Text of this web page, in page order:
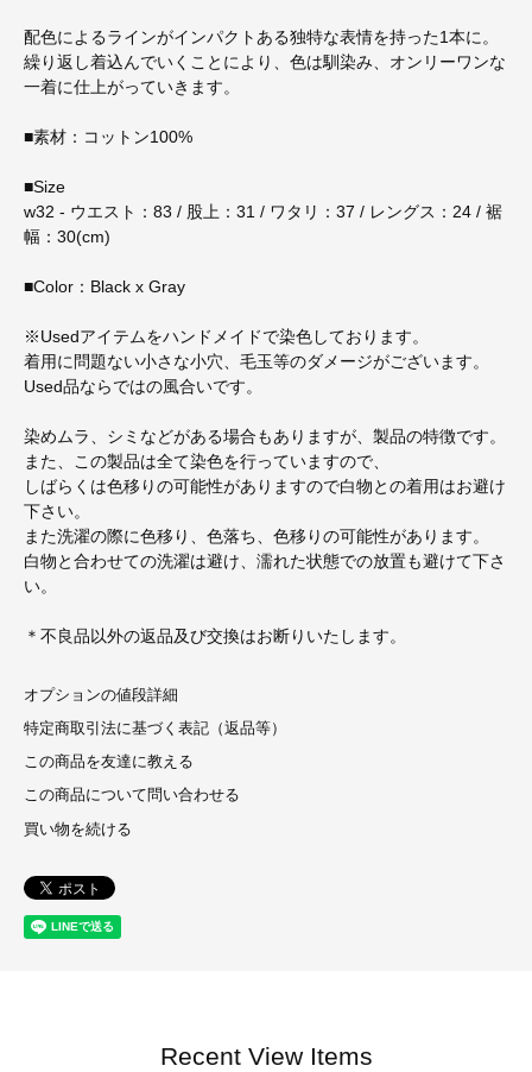
配色によるラインがインパクトある独特な表情を持った1本に。
繰り返し着込んでいくことにより、色は馴染み、オンリーワンな
一着に仕上がっていきます。
■素材：コットン100%
■Size
w32 - ウエスト：83 / 股上：31 / ワタリ：37 / レングス：24 / 裾
幅：30(cm)
■Color：Black x Gray
※Usedアイテムをハンドメイドで染色しております。
着用に問題ない小さな小穴、毛玉等のダメージがございます。
Used品ならではの風合いです。
染めムラ、シミなどがある場合もありますが、製品の特徴です。
また、この製品は全て染色を行っていますので、
しばらくは色移りの可能性がありますので白物との着用はお避け
下さい。
また洗濯の際に色移り、色落ち、色移りの可能性があります。
白物と合わせての洗濯は避け、濡れた状態での放置も避けて下さ
い。
＊不良品以外の返品及び交換はお断りいたします。
オプションの値段詳細
特定商取引法に基づく表記（返品等）
この商品を友達に教える
この商品について問い合わせる
買い物を続ける
Recent View Items